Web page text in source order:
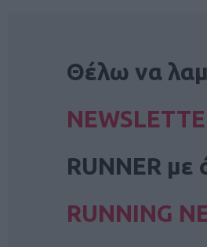
Θέλω να
RUNNER με
RUNNING